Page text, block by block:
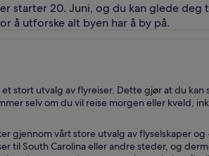
starter 20. Juni, og du kan glede deg
å utforske alt byen har å by på.
stort utvalg av flyreiser. Dette gjør at du kan
selv om du vil reise morgen eller kveld,
gjennom vårt store utvalg av flyselskaper
til South Carolina eller andre steder, og